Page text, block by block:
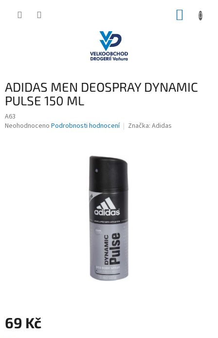
ADIDAS MEN DEOSPRAY DYNAMIC
PULSE 150 ML
A63
Průměrné
Neohodnoceno Podrobnosti hodnocení Značka: Adidas
69 Kč